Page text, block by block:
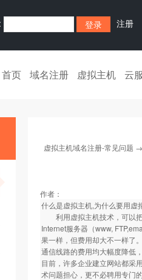
注册
首页 域名注册 虚拟主机 云
虚拟主机域名注册-常见问题
作者：
什么是虚拟主机,为什么要用虚
利用虚拟主机技术，可以把
Internet服务器（www,
果一样，但费用却大不一样了
通信线路的费用均大幅度降低
目前，许多企业建立网站都采
术问题担心，更不必聘用专门